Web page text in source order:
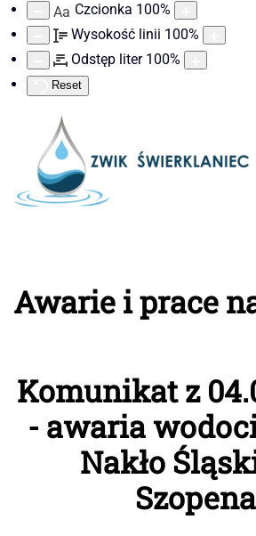
Aa Czcionka 100%
Wysokość linii 100%
Odstęp liter 100%
Reset
Awarie i prace
Komunikat z
- awaria
Nakło